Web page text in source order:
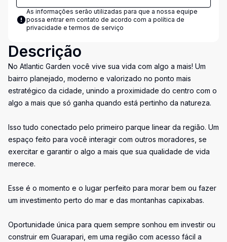
As informações serão utilizadas para que a nossa equipe
possa entrar em contato de acordo com a política de
privacidade e termos de serviço
Descrição
No Atlantic Garden você vive sua vida com algo a mais! Um
bairro planejado, moderno e valorizado no ponto mais
estratégico da cidade, unindo a proximidade do centro com o
algo a mais que só ganha quando está pertinho da natureza.
Isso tudo conectado pelo primeiro parque linear da região. Um
espaço feito para você interagir com outros moradores, se
exercitar e garantir o algo a mais que sua qualidade de vida
merece.
Esse é o momento e o lugar perfeito para morar bem ou fazer
um investimento perto do mar e das montanhas capixabas.
Oportunidade única para quem sempre sonhou em investir ou
construir em Guarapari, em uma região com acesso fácil a